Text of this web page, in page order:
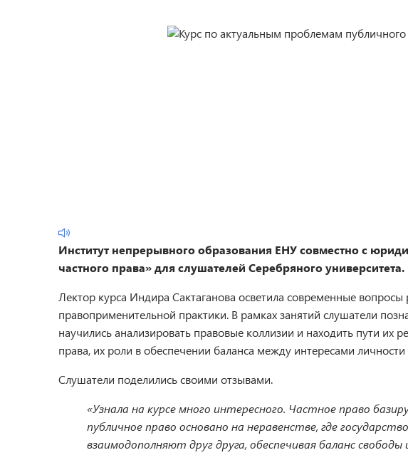
Институт непрерывного образования ЕНУсовместно с
частного права» для слушателей Серебряного университета.
Лектор курса Индира Сактаганова осветила современные
правоприменительной практики. В рамках занятий слушатели
научились анализировать правовые коллизии и находить пути
права, их роли в обеспечении баланса между интересами
Слушатели поделились своими отзывами.
«Узнала на курсе много интересного. Частное право
публичное право основано на неравенстве, где
взаимодополняют друг друга, обеспечивая баланс свободы